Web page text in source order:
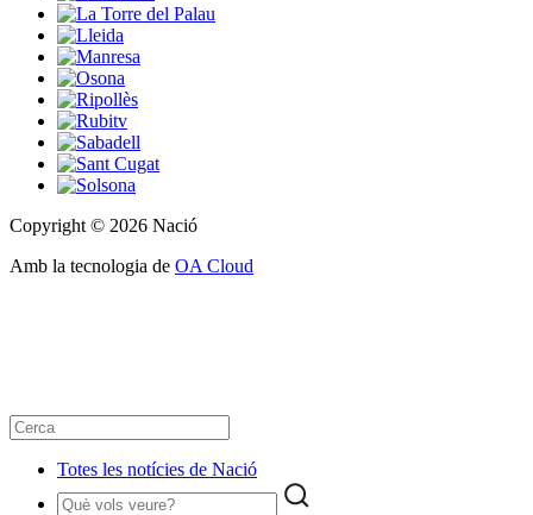
Copyright © 2026 Nació
Amb la tecnologia de OA Cloud
Totes les notícies de Nació